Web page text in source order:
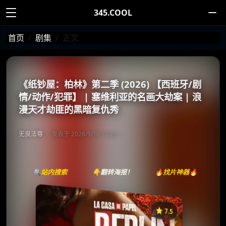
345.COOL
首页 剧集 正文
《纸钞屋：柏林》第二季 (2026) 【西班牙/剧
情/动作/犯罪】 | 塞维利亚的名画大劫案 | 浪
漫天才劫匪的黑暗复仇秀
无良法尊 发表于 2026/5/16 12:29
🔍站内搜索 👇翻转海报！ 🔥找片神器🔥
⭐️ 7.5
《柏林：巴黎皇家珠宝》